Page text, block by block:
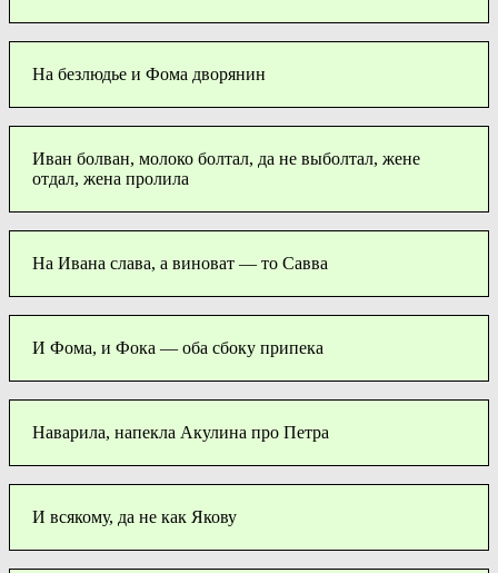
На безлюдье и Фома дворянин
Иван болван, молоко болтал, да не выболтал, жене
отдал, жена пролила
На Ивана слава, а виноват — то Савва
И Фома, и Фока — оба сбоку припека
Наварила, напекла Акулина про Петра
И всякому, да не как Якову